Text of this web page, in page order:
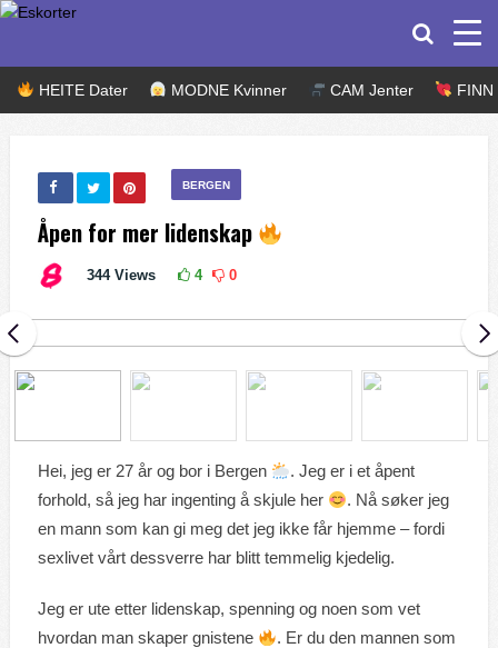
HEITE Dater MODNE Kvinner CAM Jenter
BERGEN
Åpen for mer lidenskap
344 Views 4 0
Hei, jeg er 27 år og bor i Bergen
. Jeg er i et åpent
forhold, så jeg har ingenting å skjule her
. Nå søker jeg
en mann som kan gi meg det jeg ikke får hjemme – fordi
sexlivet vårt dessverre har blitt temmelig kjedelig.
Jeg er ute etter lidenskap, spenning og noen som vet
hvordan man skaper gnistene
. Er du den mannen som